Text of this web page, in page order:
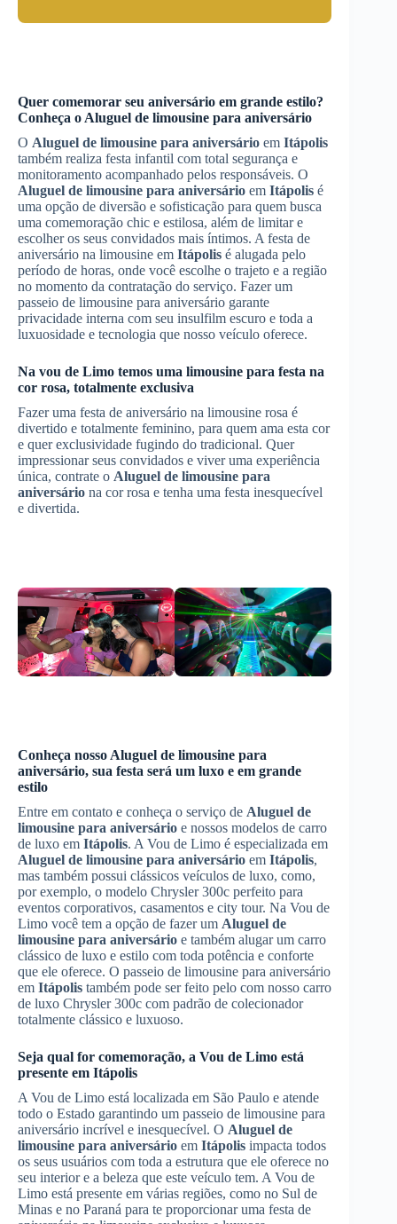
Quer comemorar seu aniversário em grande estilo?
Conheça o Aluguel de limousine para aniversário
O Aluguel de limousine para aniversário em Itápolis
também realiza festa infantil com total segurança e
monitoramento acompanhado pelos responsáveis. O
Aluguel de limousine para aniversário em Itápolis é
uma opção de diversão e sofisticação para quem busca
uma comemoração chic e estilosa, além de limitar e
escolher os seus convidados mais íntimos. A festa de
aniversário na limousine em Itápolis é alugada pelo
período de horas, onde você escolhe o trajeto e a região
no momento da contratação do serviço. Fazer um
passeio de limousine para aniversário garante
privacidade interna com seu insulfilm escuro e toda a
luxuosidade e tecnologia que nosso veículo oferece.
Na vou de Limo temos uma limousine para festa na
cor rosa, totalmente exclusiva
Fazer uma festa de aniversário na limousine rosa é
divertido e totalmente feminino, para quem ama esta cor
e quer exclusividade fugindo do tradicional. Quer
impressionar seus convidados e viver uma experiência
única, contrate o Aluguel de limousine para
aniversário na cor rosa e tenha uma festa inesquecível
e divertida.
Conheça nosso Aluguel de limousine para
aniversário, sua festa será um luxo e em grande
estilo
Entre em contato e conheça o serviço de Aluguel de
limousine para aniversário e nossos modelos de carro
de luxo em Itápolis. A Vou de Limo é especializada em
Aluguel de limousine para aniversário em Itápolis,
mas também possui clássicos veículos de luxo, como,
por exemplo, o modelo Chrysler 300c perfeito para
eventos corporativos, casamentos e city tour. Na Vou de
Limo você tem a opção de fazer um Aluguel de
limousine para aniversário e também alugar um carro
clássico de luxo e estilo com toda potência e conforte
que ele oferece. O passeio de limousine para aniversário
em Itápolis também pode ser feito pelo com nosso carro
de luxo Chrysler 300c com padrão de colecionador
totalmente clássico e luxuoso.
Seja qual for comemoração, a Vou de Limo está
presente em Itápolis
A Vou de Limo está localizada em São Paulo e atende
todo o Estado garantindo um passeio de limousine para
aniversário incrível e inesquecível. O Aluguel de
limousine para aniversário em Itápolis impacta todos
os seus usuários com toda a estrutura que ele oferece no
seu interior e a beleza que este veículo tem. A Vou de
Limo está presente em várias regiões, como no Sul de
Minas e no Paraná para te proporcionar uma festa de